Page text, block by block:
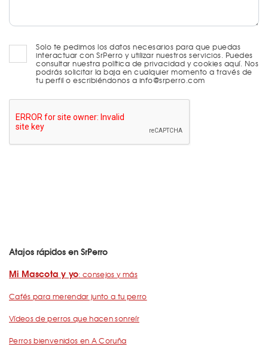
Solo te pedimos los datos necesarios para que puedas
interactuar con SrPerro y utilizar nuestros servicios. Puedes
consultar nuestra política de privacidad y cookies aquí. Nos
podrás solicitar la baja en cualquier momento a través de
tu perfil o escribiéndonos a info@srperro.com
Atajos rápidos en SrPerro
Mi Mascota y yo: consejos y más
Cafés para merendar junto a tu perro
Vídeos de perros que hacen sonreír
Perros bienvenidos en A Coruña